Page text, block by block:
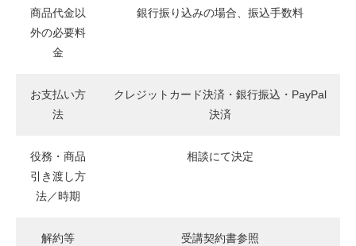
商品代金以
外の必要料
金
銀行振り込みの場合、振込手数料
お支払い方
法
クレジットカード決済・銀行振込・PayPal
決済
役務・商品
引き渡し方
法／時期
相談にて決定
解約等 受講契約書参照